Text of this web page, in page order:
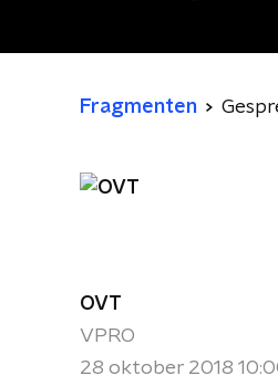
Fragmenten
OVT
VPRO
28 oktober 2018